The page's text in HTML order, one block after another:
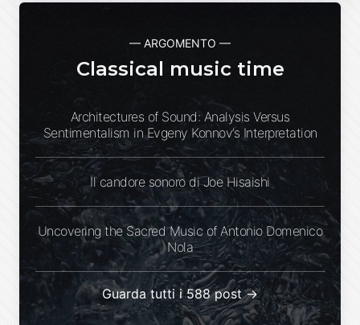
— ARGOMENTO —
Classical music time
Architectures of Sound: Analysis Versus
Sentimentalism in Evgeny Konnov’s Interpretation
Il candore sonoro di Joe Hisaishi
Uncovering the Sacred Music of Antonio Domenico
Nola
Guarda tutti i 588 post →